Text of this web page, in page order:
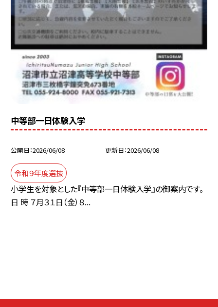
中等部一日体験入学
公開日 2026/06/08 更新日 2026/06/08
令和９年度選抜
小学生を対象とした『中等部一日体験入学』の御案内です。
日 時 ７月３１日（金）８...